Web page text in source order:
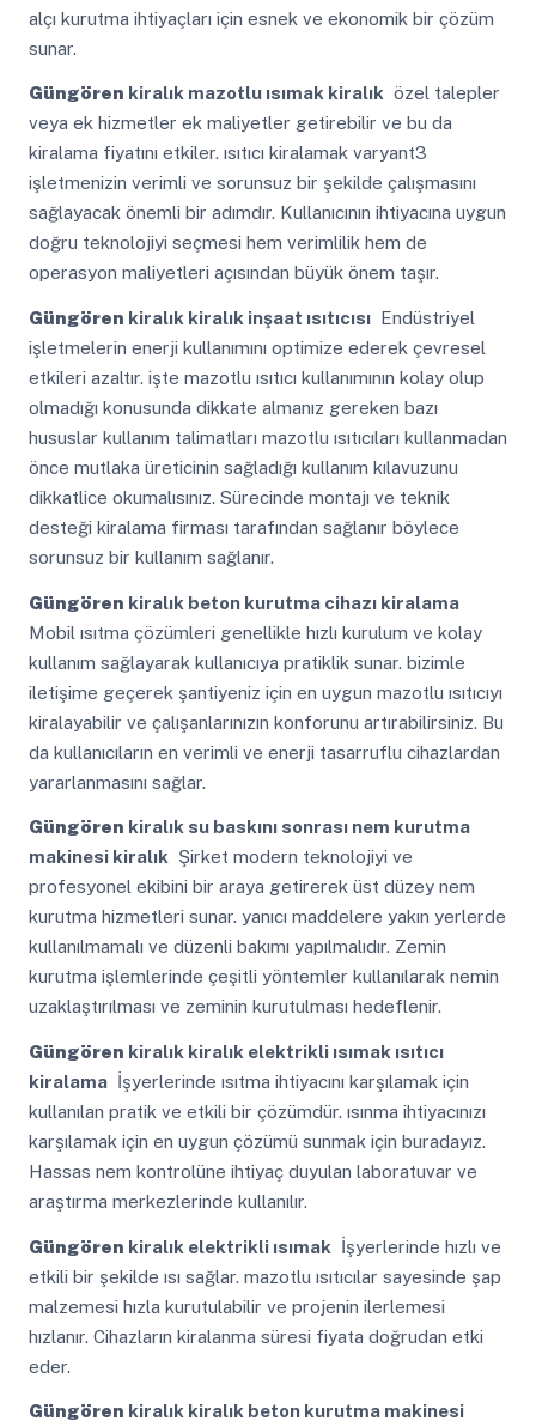
alçı kurutma ihtiyaçları için esnek ve ekonomik bir çözüm
sunar.
Güngören kiralık mazotlu ısımak kiralıközel talepler
veya ek hizmetler ek maliyetler getirebilir ve bu da
kiralama fiyatını etkiler. ısıtıcı kiralamak varyant3
işletmenizin verimli ve sorunsuz bir şekilde çalışmasını
sağlayacak önemli bir adımdır. Kullanıcının ihtiyacına uygun
doğru teknolojiyi seçmesi hem verimlilik hem de
operasyon maliyetleri açısından büyük önem taşır.
Güngören kiralık kiralık inşaat ısıtıcısıEndüstriyel
işletmelerin enerji kullanımını optimize ederek çevresel
etkileri azaltır. işte mazotlu ısıtıcı kullanımının kolay olup
olmadığı konusunda dikkate almanız gereken bazı
hususlar kullanım talimatları mazotlu ısıtıcıları kullanmadan
önce mutlaka üreticinin sağladığı kullanım kılavuzunu
dikkatlice okumalısınız. Sürecinde montajı ve teknik
desteği kiralama firması tarafından sağlanır böylece
sorunsuz bir kullanım sağlanır.
Güngören kiralık beton kurutma cihazı kiralama
Mobil ısıtma çözümleri genellikle hızlı kurulum ve kolay
kullanım sağlayarak kullanıcıya pratiklik sunar. bizimle
iletişime geçerek şantiyeniz için en uygun mazotlu ısıtıcıyı
kiralayabilir ve çalışanlarınızın konforunu artırabilirsiniz. Bu
da kullanıcıların en verimli ve enerji tasarruflu cihazlardan
yararlanmasını sağlar.
Güngören kiralık su baskını sonrası nem kurutma
makinesi kiralık Şirket modern teknolojiyi ve
profesyonel ekibini bir araya getirerek üst düzey nem
kurutma hizmetleri sunar. yanıcı maddelere yakın yerlerde
kullanılmamalı ve düzenli bakımı yapılmalıdır. Zemin
kurutma işlemlerinde çeşitli yöntemler kullanılarak nemin
uzaklaştırılması ve zeminin kurutulması hedeflenir.
Güngören kiralık kiralık elektrikli ısımak ısıtıcı
kiralamaİşyerlerinde ısıtma ihtiyacını karşılamak için
kullanılan pratik ve etkili bir çözümdür. ısınma ihtiyacınızı
karşılamak için en uygun çözümü sunmak için buradayız.
Hassas nem kontrolüne ihtiyaç duyulan laboratuvar ve
araştırma merkezlerinde kullanılır.
Güngören kiralık elektrikli ısımak İşyerlerinde hızlı ve
etkili bir şekilde ısı sağlar. mazotlu ısıtıcılar sayesinde şap
malzemesi hızla kurutulabilir ve projenin ilerlemesi
hızlanır. Cihazların kiralanma süresi fiyata doğrudan etki
eder.
Güngören kiralık kiralık beton kurutma makinesi